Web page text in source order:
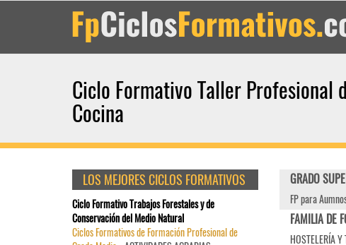
Ciclo Formativo Taller Profesional
Cocina
GRADO
FP para
FAMILIA DE
HOSTELERÍA
LOS MEJORES CICLOS FORMATIVOS
Ciclo Formativo Trabajos Forestales y de
Conservación del Medio Natural
Ciclos Formativos de Formación Profesional de